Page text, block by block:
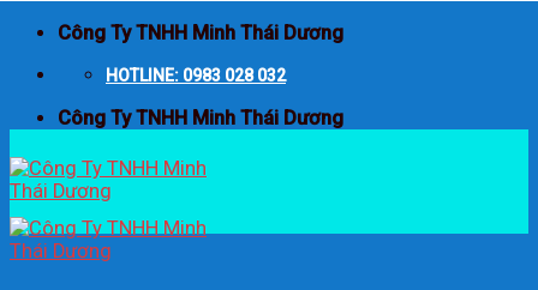
Skip
content
Công Ty TNHH Minh Thái Dương
HOTLINE: 0983 028 032
Công Ty TNHH Minh Thái Dương